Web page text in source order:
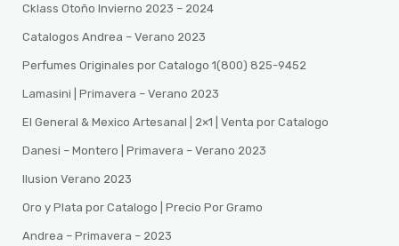
Cklass Otoño Invierno 2023 – 2024
Catalogos Andrea – Verano 2023
Perfumes Originales por Catalogo 1(800) 825-9452
Lamasini | Primavera – Verano 2023
El General & Mexico Artesanal | 2×1 | Venta por Catalogo
Danesi – Montero | Primavera – Verano 2023
Ilusion Verano 2023
Oro y Plata por Catalogo | Precio Por Gramo
Andrea – Primavera – 2023